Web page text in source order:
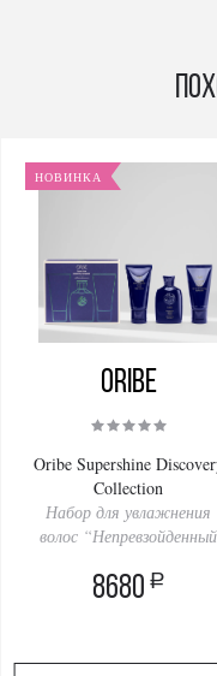
НОВИНКА
Oribe
Oribe Supershine
Collection
Набор для увлажнения
волос “Непревзойденный
8680 a